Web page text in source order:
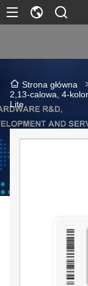
Strona główna
2,13-calowa, 4-
Lite